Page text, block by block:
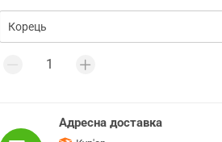
Адресна доставка